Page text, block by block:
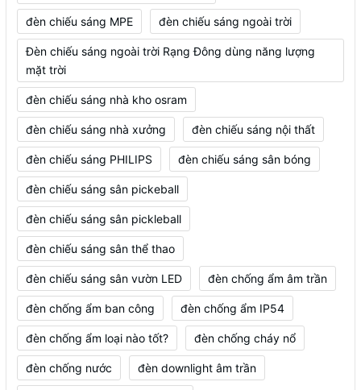
đèn chiếu sáng MPE đèn chiếu sáng ngoài trời
Đèn chiếu sáng ngoài trời Rạng Đông dùng năng lượng
mặt trời
đèn chiếu sáng nhà kho osram
đèn chiếu sáng nhà xưởng đèn chiếu sáng nội thất
đèn chiếu sáng PHILIPS đèn chiếu sáng sân bóng
đèn chiếu sáng sân pickeball
đèn chiếu sáng sân pickleball
đèn chiếu sáng sân thể thao
đèn chiếu sáng sân vườn LED đèn chống ẩm âm trần
đèn chống ẩm ban công đèn chống ẩm IP54
đèn chống ẩm loại nào tốt? đèn chống cháy nổ
đèn chống nước đèn downlight âm trần